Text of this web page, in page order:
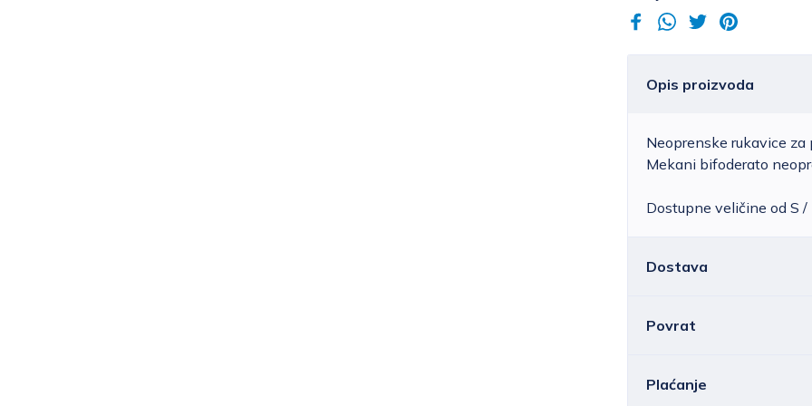
Opis proizvoda
Neoprenske rukavice za
Mekani bifoderato
Dostupne veličine od S /
Dostava
Hrvatska
ovisno o masi
Povrat
Sve ili pojedine artikle
Plaćanje